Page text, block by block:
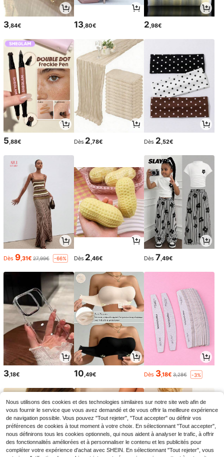
3,84€ 13,80€ 2,98€
5,88€ Dès 2,78€ Dès 2,52€
Dès 9,31€ 27,99€ -66% Dès 2 ,46€ Dès 7 ,49€
3,18€ 10 ,49€ Dès 3,18€ 3,28€ -3%
Nous utilisons des cookies et des technologies similaires sur notre site web afin de
vous fournir le service que vous avez demandé et de vous offrir la meilleure expérience
de navigation possible. Vous pouvez "Tout rejeter", "Tout accepter" ou définir vos
préférences de cookies à tout moment à votre choix. En sélectionnant "Tout accepter",
nous définirons tous les cookies optionnels, qui nous aident à analyser le trafic, à offrir
des fonctionnalités améliorées et à personnaliser le contenu et les publicités pour
compléter votre expérience d'achat avec SHEIN. En sélectionnant "Tout rejeter", vous